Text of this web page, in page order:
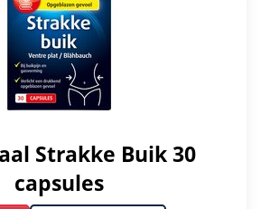
Strakke Buik 30
capsules